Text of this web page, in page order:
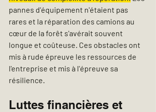
pannes d'équipement n'étaient pas
rares et la réparation des camions au
cœur de la forêt s'avérait souvent
longue et coûteuse. Ces obstacles ont
mis à rude épreuve les ressources de
l'entreprise et mis à l'épreuve sa
résilience.
Luttes financières et